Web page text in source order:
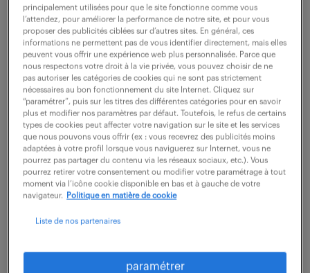
Nantes (44) intérim
6 mois
24 000 € / an
Vous vérifiez et attestez de la conformité des pièces
et/ou des matériaux et/ou des produits et/ou de la
traçabilité (contrôle documentaire) de votre
périmètre par rapport à leur définition...
voir l'offre
principalement utilisées pour que le site fonctionne comme vous
l’attendez, pour améliorer la performance de notre site, et pour vous
proposer des publicités ciblées sur d’autres sites. En général, ces
informations ne permettent pas de vous identifier directement, mais elles
peuvent vous offrir une expérience web plus personnalisée. Parce que
nous respectons votre droit à la vie privée, vous pouvez choisir de ne
pas autoriser les catégories de cookies qui ne sont pas strictement
nécessaires au bon fonctionnement du site Internet. Cliquez sur
“paramétrer”, puis sur les titres des différentes catégories pour en savoir
plus et modifier nos paramètres par défaut. Toutefois, le refus de certains
types de cookies peut affecter votre navigation sur le site et les services
que nous pouvons vous offrir (ex : vous recevrez des publicités moins
adaptées à votre profil lorsque vous naviguerez sur Internet, vous ne
pourrez pas partager du contenu via les réseaux sociaux, etc.). Vous
pourrez retirer votre consentement ou modifier votre paramétrage à tout
moment via l’icône cookie disponible en bas et à gauche de votre
navigateur.
Politique en matière de cookie
Liste de nos partenaires
paramétrer